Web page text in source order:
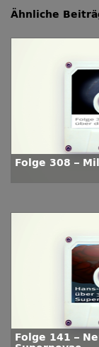
Ähnliche
Folge 308 –
Folge 141 –